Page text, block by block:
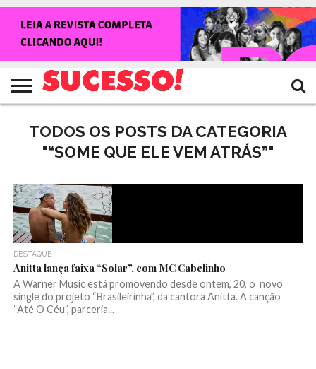
NOTÍCIAS
SHOWS
ENTREVISTAS
CLIQUES
RANKING
CROWLEY
TV
SUCESSO!
REVISTA
SUCESSO!
TODOS OS POSTS DA CATEGORIA
"“SOME QUE ELE VEM ATRÁS”"
DESTAQUE
Anitta lança faixa “Solar”, com MC Cabelinho
A Warner Music está promovendo desde ontem, 20, o novo
single do projeto “Brasileirinha”, da cantora Anitta. A canção
“Até O Céu”, parceria...